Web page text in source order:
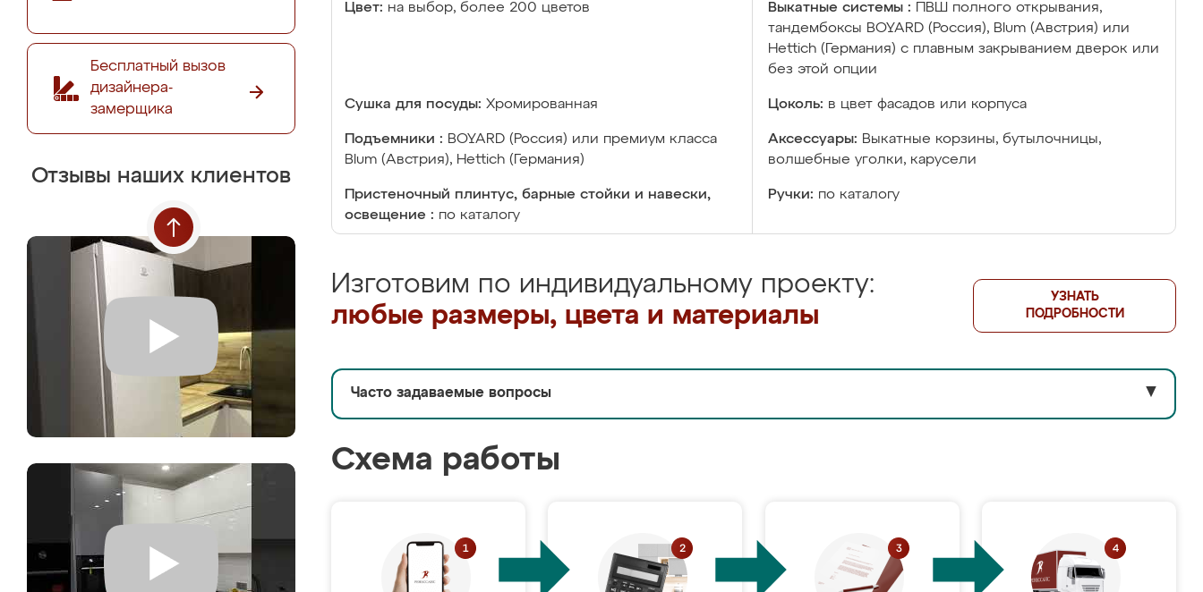
Бесплатный вызов
дизайнера-
замерщика
Отзывы наших клиентов
Цвет: на выбор, более 200 цветов Выкатные системы :
ПВШ полного открывания,
тандембоксы BOYARD (Россия), Blum (Австрия) или
Hettich (Германия) с плавным закрыванием дверок или
без этой опции
Сушка для посуды: Хромированная Цоколь: в цвет фасадов или корпуса
Подъемники : BOYARD (Россия) или премиум класса
Blum (Австрия), Hettich (Германия)
Аксессуары: Выкатные корзины, бутылочницы,
волшебные уголки, карусели
Пристеночный плинтус, барные стойки и навески,
освещение : по каталогу
Ручки: по каталогу
Изготовим по индивидуальному проекту:
любые размеры, цвета и материалы
УЗНАТЬ
ПОДРОБНОСТИ
Часто задаваемые вопросы ▼
Схема работы